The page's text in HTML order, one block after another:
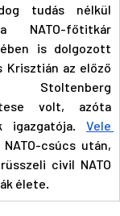
tudás nélkül
főtitkár
is dolgozott
Krisztián az előző
volt, azóta
igazgatója. Vele
csúcs után,
civil NATO
élete.